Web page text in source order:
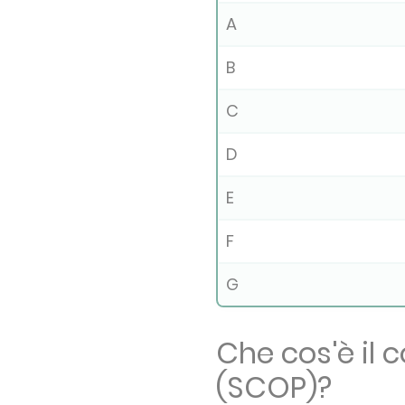
A
B
C
D
E
F
G
Che cos'è il
(SCOP)?